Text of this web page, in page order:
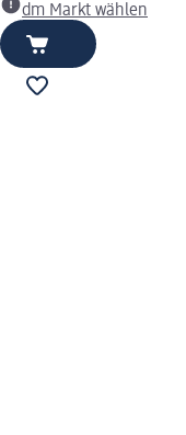
dm Markt wählen